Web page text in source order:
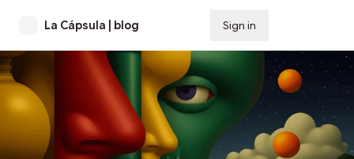
La Cápsula | blog Sign in